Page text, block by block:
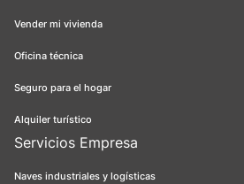
Vender mi vivienda
Oficina técnica
Seguro para el hogar
Alquiler turístico
Servicios Empresa
Naves industriales y logísticas